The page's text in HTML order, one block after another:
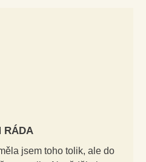
RÁDA
jsem toho tolik, ale do